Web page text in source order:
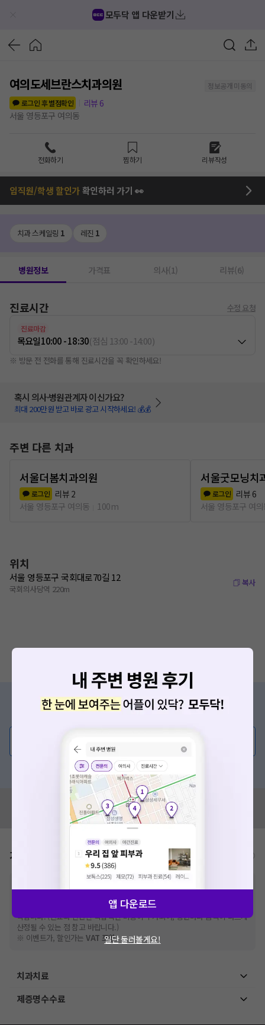
모두닥 앱 다운받기
여의도세브란스치과의원
정보공개 미동의
로그인 후 별점확인
리뷰 6
서울 영등포구 여의동
전화하기 찜하기 리뷰작성
임직원/학생 할인가확인하러 가기 👀
치과 스케일링 1 레진 1
병원정보 가격표 의사(1) 리뷰(6)
진료시간 수정 요청
진료마감
목요일10:00 - 18:30(점심 13:00-14:00)
※ 방문 전 전화를 통해 진료시간을 꼭 확인하세요!
혹시 의사·병원관계자 이신가요?
최대 200만원 받고 바로 광고 시작하세요! 💰💰
주변 다른 치과
서울더봄치과의원
로그인 리뷰 2
서울 영등포구 여의동
100m
서울굿모닝치
로그인 리뷰 6
서울 영등포구 여
위치
서울 영등포구 국회대로70길 12
국회의사당역 220m
복사
증상/치료, 궁금한 점이 있나요?
혹은, 의료상담 서비스에 다양한 게시글 보러가기
혹시 잘못된 병원정보가 있나요?
모두닥 팀에 알려주세요!
가격표 비급여/급여 진료란?
건강보험심사평가원에 고지되어 있는 급여 진료 기준 가
격입니다. (진료와 연관된 복합적인 비용이 추가되어, 병원마다 금액이 다르게
산정될 수 있는 점 참고 바랍니다.)
※ 이벤트가, 할인가는VAT 포함
치과치료
제증명수수료
요청하신 작업을 처리하지 못했습니다.
네트워크 또는 서버의 일시적인 오류로, 잠시 후 다시 시도해주
세요. 지속적으로 문제가 발생할 경우 모두닥 채널톡으로 문의
앱 다운로드
일단 둘러볼게요!